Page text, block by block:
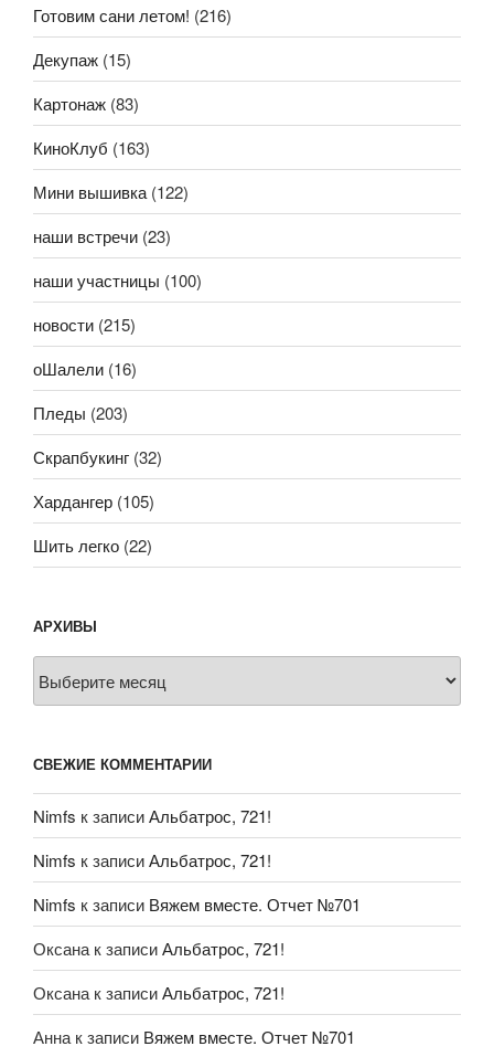
Готовим сани летом! (216)
Декупаж (15)
Картонаж (83)
КиноКлуб (163)
Мини вышивка (122)
наши встречи (23)
наши участницы (100)
новости (215)
оШалели (16)
Пледы (203)
Скрапбукинг (32)
Хардангер (105)
Шить легко (22)
АРХИВЫ
СВЕЖИЕ КОММЕНТАРИИ
Nimfs к записиАльбатрос, 721!
Nimfs к записиАльбатрос, 721!
Nimfs к записи Вяжем вместе. Отчет №701
Оксана к записиАльбатрос, 721!
Оксана к записиАльбатрос, 721!
Анна к записи Вяжем вместе. Отчет №701